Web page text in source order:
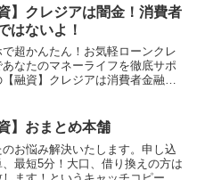
お金を貸してもらえる消費者金融
貸金業者を探...
資】クレジアは闇金！消費者
はないよ！
で超かんたん！お気軽ローンクレ
あなたのマネーライフを徹底サポ
【融資】クレジアは消費者金融で
る消費者金融などの貸金業者を探
てこのサイトに出...
】おまとめ本舗
のお悩み解決いたします。申し込
最短5分！大口、借り換えの方は